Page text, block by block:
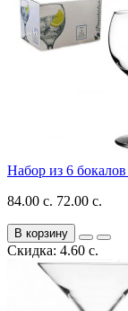
Набор из 6
84.00 с. 72.00 с.
В корзину
Скидка: 4.60 с.